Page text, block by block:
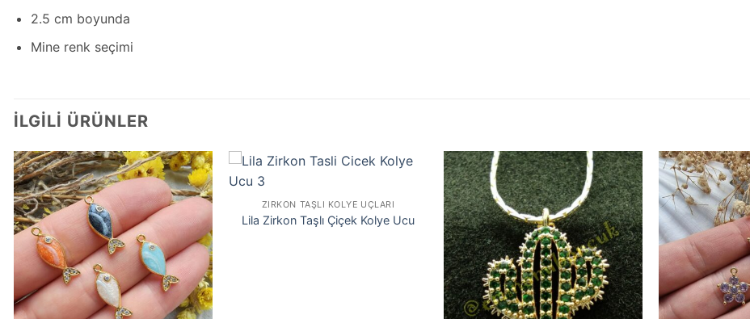
2.5 cm boyunda
Mine renk seçimi
İLGILI ÜRÜNLER
ZIRKON TAŞLI KOLYE UÇLARI
Lila Zirkon Taşlı Çiçek Kolye Ucu